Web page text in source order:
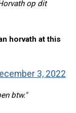
op dit
horvath at this
3, 2022
btw."